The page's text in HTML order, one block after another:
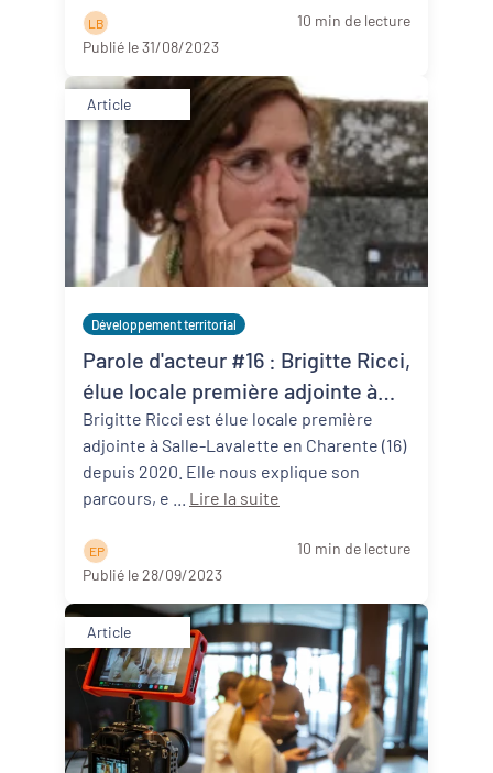
L B
10 min de lecture
Publié le 31/08/2023
Article
Développement territorial
Parole d'acteur #16 : Brigitte Ricci,
élue locale première adjointe à
Salles-Lavalette (16)
Brigitte Ricci est élue locale première
adjointe à Salle-Lavalette en Charente (16)
depuis 2020. Elle nous explique son
Lire la suite
E P
10 min de lecture
Publié le 28/09/2023
Article